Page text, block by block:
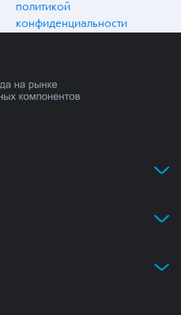
политикой
конфиденциальности